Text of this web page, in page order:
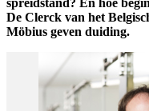
De Clerck van het
Möbius geven duiding.